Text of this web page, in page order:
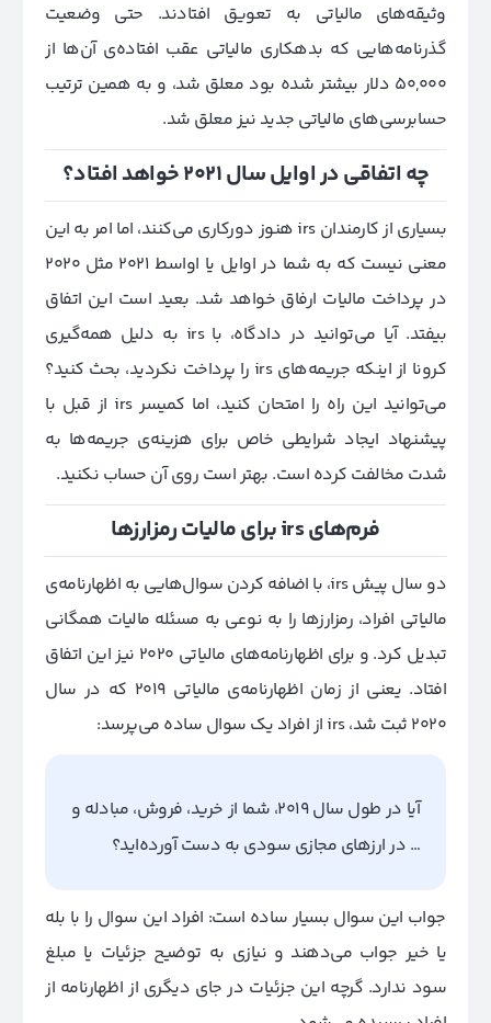
وثیقه‌های مالیاتی به تعویق افتادند. حتی وضعیت
گذر‌نامه‌هایی که بدهکاری مالیاتی عقب افتاده‌ی آن‌ها از
50,000 دلار بیشتر شده بود معلق شد، و به همین ترتیب
حسابرسی‌های مالیاتی جدید نیز معلق شد.
چه اتفاقی در اوایل سال 2021 خواهد افتاد؟
بسیاری از کارمندان irs هنوز دورکاری می‌کنند، اما امر به این
معنی نیست که به شما در اوایل یا اواسط 2021 مثل 2020
در پرداخت مالیات ارفاق خواهد شد. بعید است این اتفاق
بیفتد. آیا می‌توانید در دادگاه، با irs به دلیل همه‌گیری
کرونا از اینکه جریمه‌های irs را پرداخت نکردید، بحث کنید؟
می‌توانید این راه را امتحان کنید، اما کمیسر irs از قبل با
پیشنهاد ایجاد شرایطی خاص برای هزینه‌ی جریمه‌ها به
شدت مخالفت کرده‌ است. بهتر است روی آن حساب نکنید.
فرم‌های irs برای مالیات‌ رمزارزها
دو سال پیش irs، با اضافه کردن سوال‌هایی به اظهارنامه‌‌ی
مالیاتی افراد، رمزارزها را به نوعی به مسئله مالیات همگانی
تبدیل کرد. و برای اظهارنامه‌های مالیاتی 2020 نیز این اتفاق
افتاد. یعنی از زمان اظهارنامه‌ی مالیاتی 2019 که در سال
2020 ثبت شد، irs از افراد یک سوال ساده می‌پرسد:
آیا در طول سال 2019، شما از خرید، فروش، مبادله و
… در ارزهای مجازی سودی به دست آورده‌اید؟
جواب این سوال بسیار ساده است: افراد این سوال را با بله
یا خیر جواب می‌دهند و نیازی به توضیح جزئیات یا مبلغ
سود ندارد. گرچه این جزئیات در جای دیگری از اظهارنامه از